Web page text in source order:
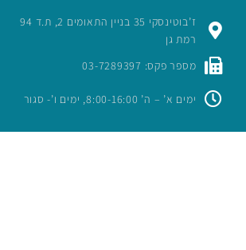
ז’בוטינסקי 35 בניין התאומים 2, ת.ד 94
רמת גן
מספר פקס: 03-7289397
ימים א’ – ה’ 8:00-16:00, ימים ו’- סגור